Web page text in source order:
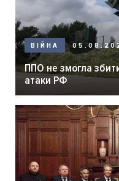
ВІЙНА
ППО не змогла
атаки РФ